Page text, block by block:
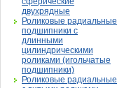
двухрядные
Роликовые радиальные
подшипники с
длинными
цилиндрическими
роликами (игольчатые
подшипники)
Роликовые радиальные